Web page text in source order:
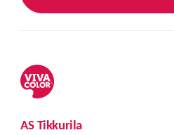
AS Tikkurila